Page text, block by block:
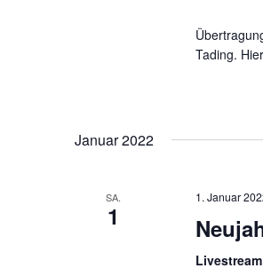
Tading.
Januar 2022
SA.
1
1. Januar
Livestream